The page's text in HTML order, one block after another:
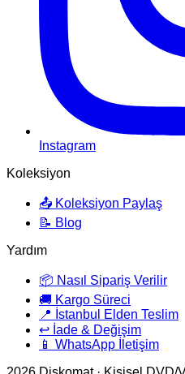
Instagram
Koleksiyon
📤 Koleksiyon Paylaş
📝 Blog
Yardım
📦 Nasıl Sipariş Verilir
🚚 Kargo Süreci
📍 İstanbul Elden Teslim
↩️ İade & Değişim
📱 WhatsApp İletişim